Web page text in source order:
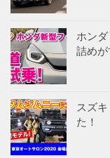
ホン
詰めが
スズ
た！